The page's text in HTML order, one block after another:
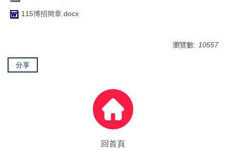
115博招簡章.docx
瀏覽數: 10557
分享
回首頁